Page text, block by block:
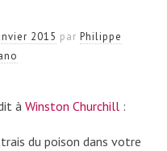
2015 par Philippe
à Winston Churchill :
du poison dans votre